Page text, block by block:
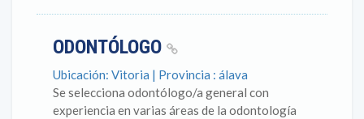
ODONTÓLOGO
Ubicación: Vitoria | Provincia : álava
Se selecciona odontólogo/a general con
experiencia en varias áreas de la odontología